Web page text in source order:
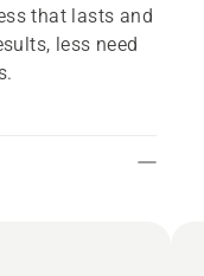
that lasts and
less need